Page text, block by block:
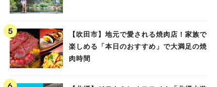
【吹田市】地元で愛される焼肉店！家族で
楽しめる「本日のおすすめ」で大満足の焼
肉時間